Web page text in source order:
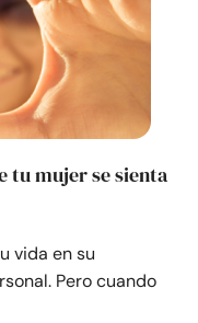
tu mujer se sienta
vida en su
Pero cuando